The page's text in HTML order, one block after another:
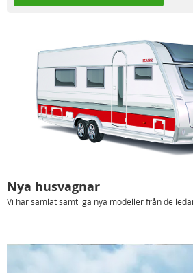
Nya husvagnar
Vi har samlat samtliga nya modeller från de